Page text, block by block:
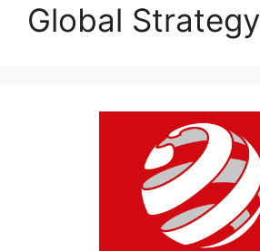
Global Strategy